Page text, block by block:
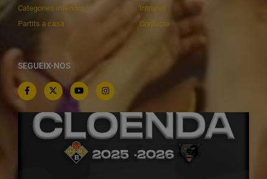
Categories inferiors
Partits a casa
Intranet
Contacte
SEGUEIX-NOS